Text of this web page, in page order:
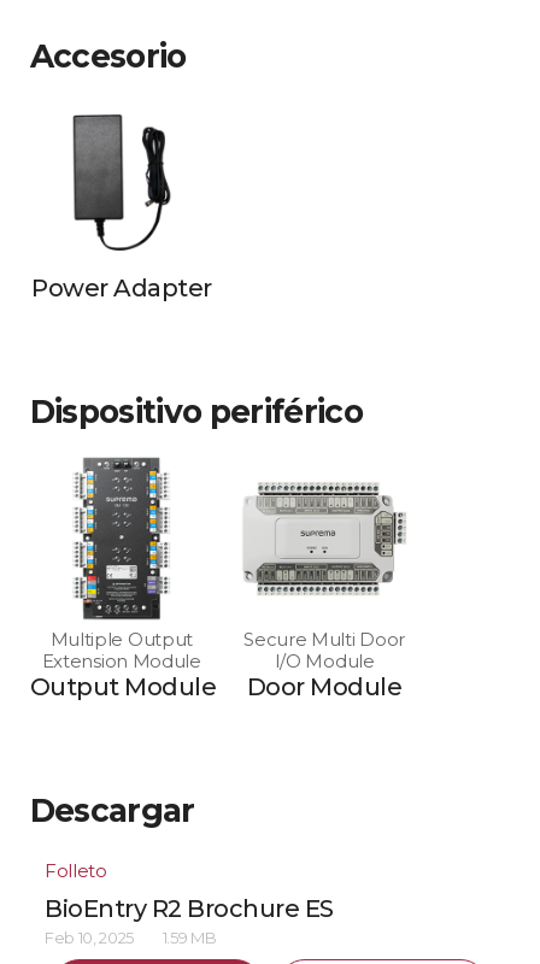
Accesorio
Power Adapter
Dispositivo periférico
Multiple Output
Extension Module
Output Module
Secure Multi Door
I/O Module
Door Module
Descargar
Folleto
BioEntry R2 Brochure ES
Feb 10, 2025 1.59 MB